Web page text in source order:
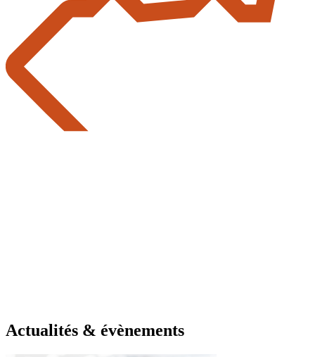
Actualités & évènements